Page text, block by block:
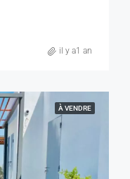
il y a1 an
À VENDRE